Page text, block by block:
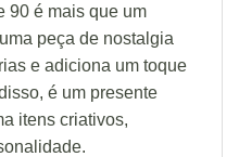
90 é mais que um
peça de nostalgia
e adiciona um toque
é um presente
itens criativos,